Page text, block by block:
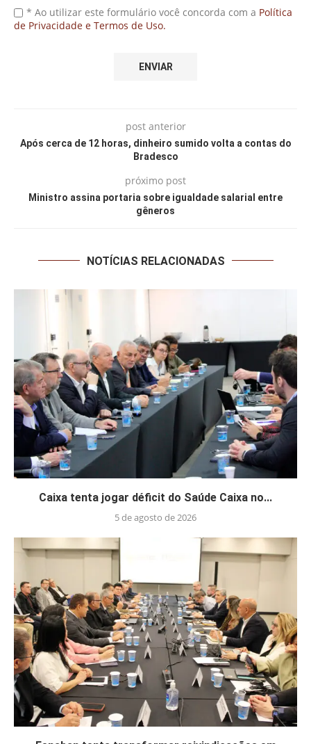
* Ao utilizar este formulário você concorda com a Política
de Privacidade e Termos de Uso.
post anterior
Após cerca de 12 horas, dinheiro sumido volta a contas do
Bradesco
próximo post
Ministro assina portaria sobre igualdade salarial entre
gêneros
NOTÍCIAS RELACIONADAS
Caixa tenta jogar déficit do Saúde Caixa no...
5 de agosto de 2026